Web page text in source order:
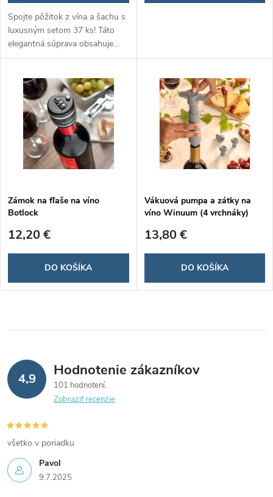
Spojte pôžitok z vína a šachu s
luxusným setom 37 ks! Táto
elegantná súprava obsahuje
všetko potrebné pre milovníkov
ideálna na darček alebo
relaxačné večery.
Zámok na fľaše na víno
Botlock
12,20 €
DO KOŠÍKA
Vákuová pumpa a zátky na
víno Winuum (4 vrchnáky)
13,80 €
DO KOŠÍKA
4,9 Hodnotenie zákazníkov
101 hodnotení
Zobraziť recenzie
Pavol
9.7.2025
všetko v poriadku